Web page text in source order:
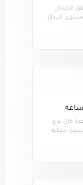
الأعمال
الابداع
كان نوع
حماية